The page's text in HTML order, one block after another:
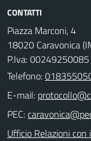
CONTATTI
Piazza Marconi, 4
18020 Caravonica
P.Iva: 00249250085
Telefono:
E-mail:
PEC:
Ufficio Relazioni con